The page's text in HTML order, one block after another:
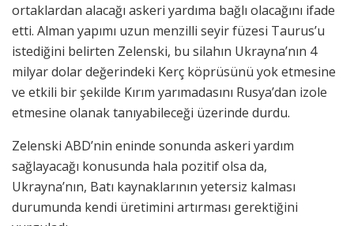
ortaklardan alacağı askeri yardıma bağlı olacağını ifade
etti. Alman yapımı uzun menzilli seyir füzesi Taurus’u
istediğini belirten Zelenski, bu silahın Ukrayna’nın 4
milyar dolar değerindeki Kerç köprüsünü yok etmesine
ve etkili bir şekilde Kırım yarımadasını Rusya’dan izole
etmesine olanak tanıyabileceği üzerinde durdu.
Zelenski ABD’nin eninde sonunda askeri yardım
sağlayacağı konusunda hala pozitif olsa da,
Ukrayna’nın, Batı kaynaklarının yetersiz kalması
durumunda kendi üretimini artırması gerektiğini